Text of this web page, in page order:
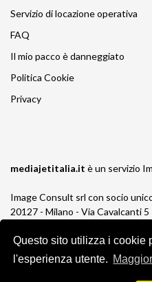
Questo sito utilizza i cookie
l'esperienza utente.
Servizio di locazione operativa
FAQ
Il mio pacco è danneggiato
Politica Cookie
Privacy
mediajetitalia.it è un servizio
Image Consult srl con socio
20127 - Milano - Via Cavalcanti 5
P.IVA e C.F. 03383650961
REA 1673647 CCIAA Milano